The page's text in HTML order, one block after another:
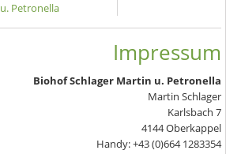
Petronella
Impressum
Biohof Schlager Martin u. Petronella
Martin Schlager
Karlsbach 7
4144 Oberkappel
Handy: +43 (0)664 1283354